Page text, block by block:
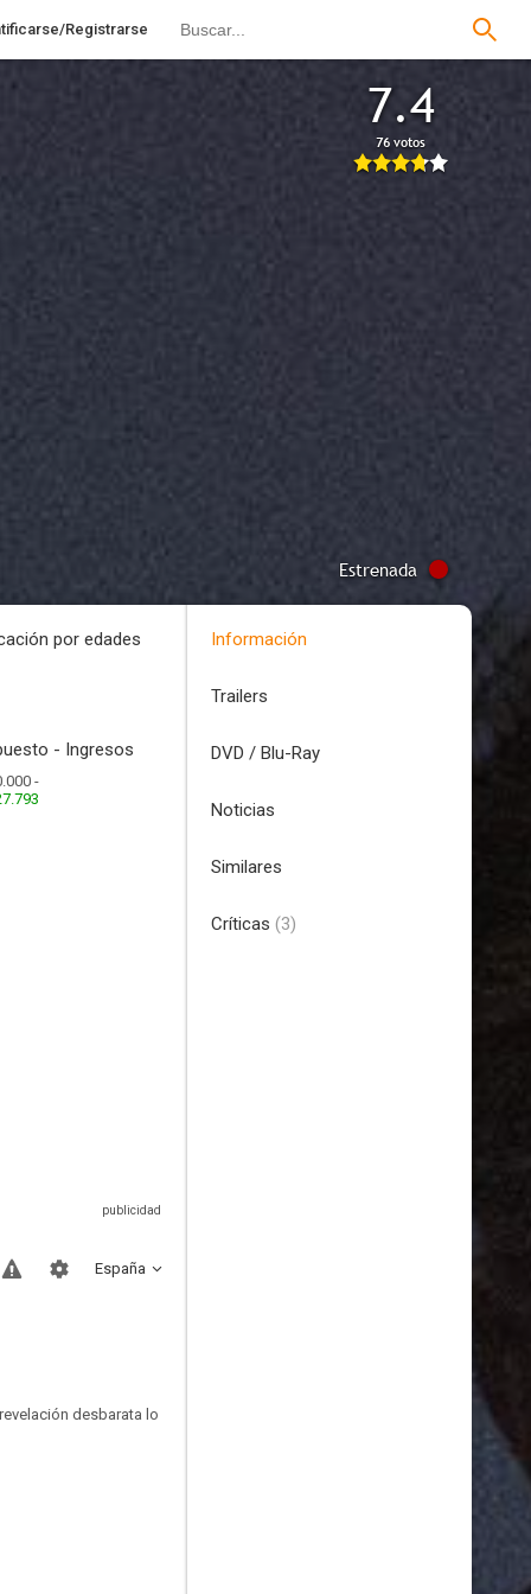
Registrarse
7.4
76 votos
Estrenada
por edades
- Ingresos
-
España
desbarata lo
Información
Trailers
DVD / Blu-Ray
Noticias
Similares
Críticas (3)